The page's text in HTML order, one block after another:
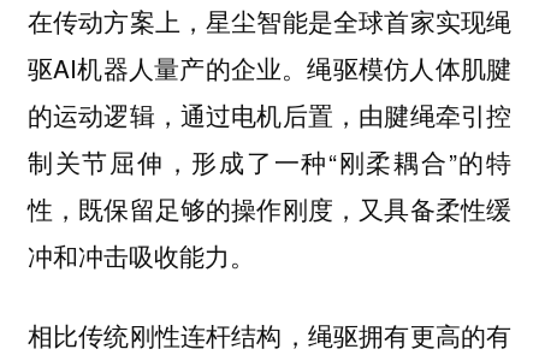
在传动方案上，星尘智能是全球首家实现绳
驱AI机器人量产的企业。绳驱模仿人体肌腱
的运动逻辑，通过电机后置，由腱绳牵引控
制关节屈伸，形成了一种“刚柔耦合”的特
性，既保留足够的操作刚度，又具备柔性缓
冲和冲击吸收能力。
相比传统刚性连杆结构，绳驱拥有更高的有